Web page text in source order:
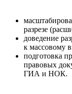
разрезе
доведение
к массовому
подготовка
правовых
ГИА и НОК.